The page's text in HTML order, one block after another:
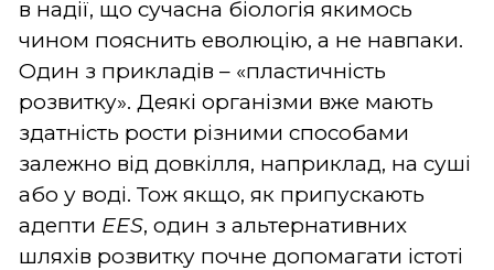
в надії, що сучасна біологія якимось
чином пояснить еволюцію, а не навпаки.
Один з прикладів – «пластичність
розвитку». Деякі організми вже мають
здатність рости різними способами
залежно від довкілля, наприклад, на суші
або у воді. Тож якщо, як припускають
адепти EES, один з альтернативних
шляхів розвитку почне допомагати істоті